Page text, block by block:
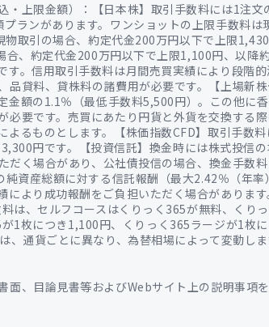
上限金額）：【日本株】取引手数料には1注文
ランがあります。ワンショットの上限手数料
取引の場合、約定代金200万円以下で上限
、約定代金200万円以下で上限1,100円、以降
す。信用取引手数料は月間売買実績により段階
品貸料、貸株料の諸費用が必要です。【上場新
金額の1.1％（最低手数料5,500円）。この他に
必要です。売買にあたり円貨と外貨を交換する
よるものとします。【株価指数CFD】取引手数
円です。【投資信託】換金時には株式投信
だく場合があり、公社債投信の場合、換金手数
資産総額に対する信託報酬（最大2.42％（年
により成功報酬をご負担いただく場合がありま
は、セルフコースはくりっく365が無料、くり
1枚につき1,100円、くりっく365ラージが1枚
、通貨ごとに異なり、為替相場によって変動し
、目論見書等およびWebサイト上の説明事項